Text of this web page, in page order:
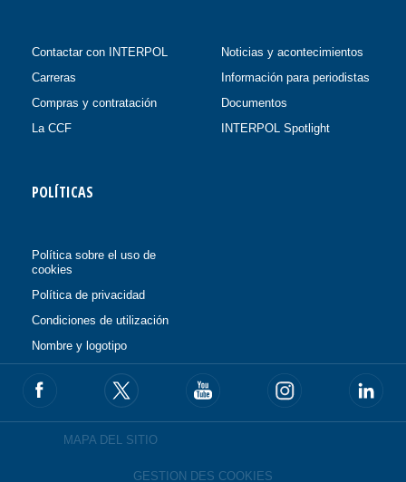
Contactar con INTERPOL
Carreras
Compras y contratación
La CCF
Noticias y acontecimientos
Información para periodistas
Documentos
INTERPOL Spotlight
POLÍTICAS
Política sobre el uso de
cookies
Política de privacidad
Condiciones de utilización
Nombre y logotipo
MAPA DEL SITIO
GESTION DES COOKIES